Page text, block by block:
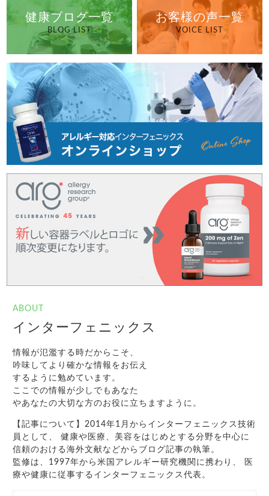
健康ブログ一覧
BLOG LIST
お客様の声一覧
VOICE LIST
ABOUT
インターフェニックス
情報が氾濫する時だからこそ、
吟味してより確かな情報をお伝え
するように勉めています。
ここでの情報が少しでもあなた
やあなたの大切な方のお役に立ちますように。
【記事について】2014年1月からインターフェニックス技術
員として、 健康や医療、美容をはじめとする分野を中心に
信頼のおける海外文献などからブログ記事の執筆。
監修は、1997年から米国アレルギー研究機関に携わり、 医
療や健康に従事するインターフェニックス代表。